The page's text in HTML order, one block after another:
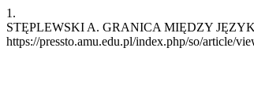
1.
STĘPLEWSKI A. GRANICA MIĘDZY
https://pressto.amu.edu.pl/index.php/so/article/